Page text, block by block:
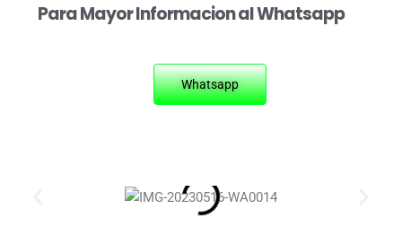
Para Mayor Informacion al Whatsapp
Whatsapp